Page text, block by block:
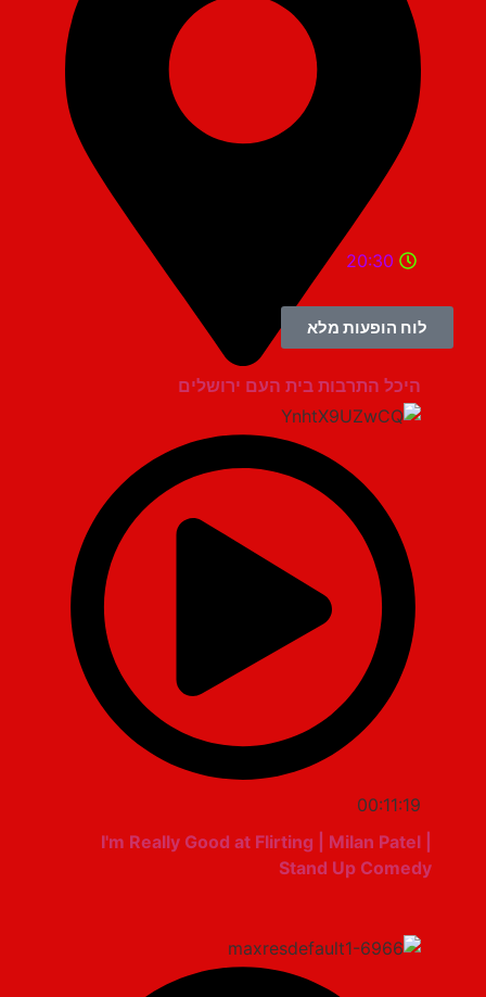
היכל התרבות בית העם ירושלים
20:30
לוח הופעות מלא
00:11:19
I'm Really Good at Flirting | Milan Patel |
Stand Up Comedy